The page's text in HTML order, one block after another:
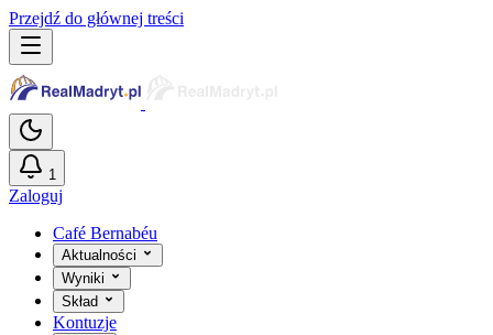
Przejdź do głównej treści
1
Zaloguj
Café Bernabéu
Aktualności
Wyniki
Skład
Kontuzje